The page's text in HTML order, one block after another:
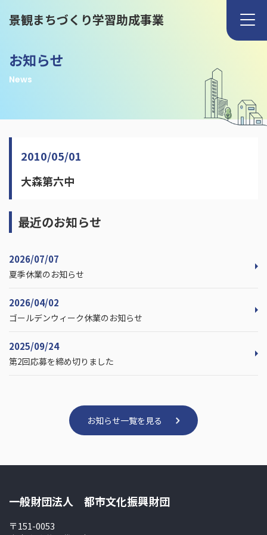
景観まちづくり学習助成事業
お知らせ
News
2010/05/01
大森第六中
最近のお知らせ
2026/07/07
夏季休業のお知らせ
2026/04/02
ゴールデンウィーク休業のお知らせ
2025/09/24
第2回応募を締め切りました
お知らせ一覧を見る
一般財団法人 都市文化振興財団
〒151-0053